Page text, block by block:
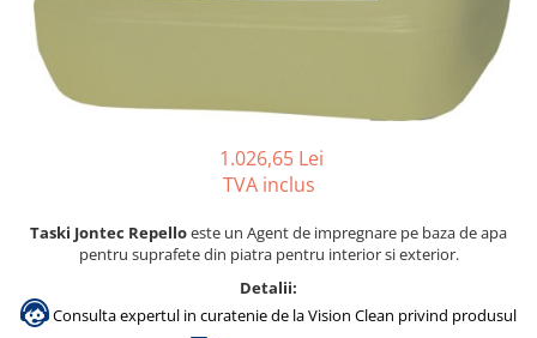
1.026,65 Lei
TVA inclus
Taski Jontec Repelloeste un Agent de impregnare pe baza de apa
pentru suprafete din piatra pentru interior si exterior.
Detalii:
Consulta expertul in curatenie de la Vision Clean privind produsul